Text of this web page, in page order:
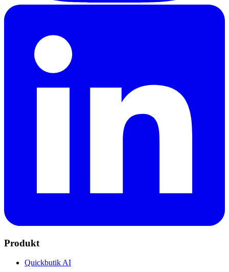
Produkt
Quickbutik AI